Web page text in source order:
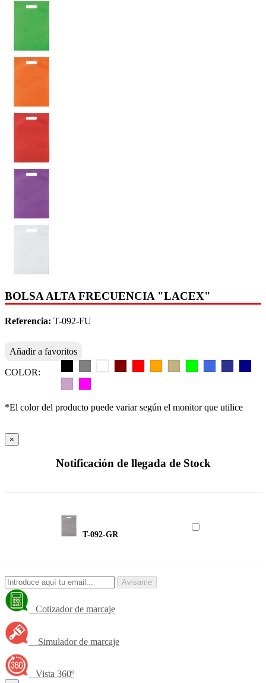
BOLSA ALTA FRECUENCIA "LACEX"
Referencia: T-092-FU
Añadir a favoritos
COLOR:
*El color del producto puede variar según el monitor que utilice
×
Notificación de llegada de Stock
T-092-GR
Avisame
Cotizador de marcaje
Simulador de marcaje
Vista 360º